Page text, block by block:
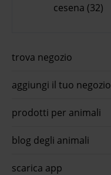
cesena (32)
trova negozio
aggiungi il tuo negozio
prodotti per animali
blog degli animali
scarica app